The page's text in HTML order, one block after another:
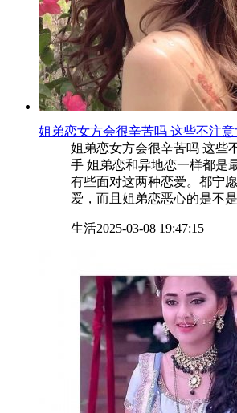
姐弟恋女方会很辛苦吗 这些不注
姐弟恋女方会很辛苦吗 这些
手 姐弟恋和异地恋一样都是
有些面对这两种恋爱。都宁
爱，而且姐弟恋恶心的是不
生活2025-03-08 19:47:15